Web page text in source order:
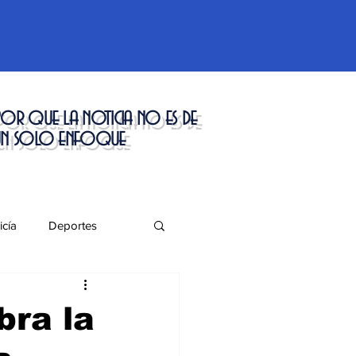
que la noticia no es de
solo enfoque
Deportes
la